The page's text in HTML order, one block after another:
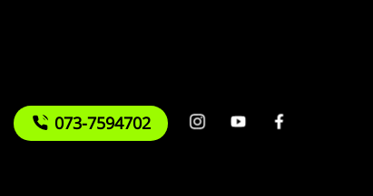
073-7594702